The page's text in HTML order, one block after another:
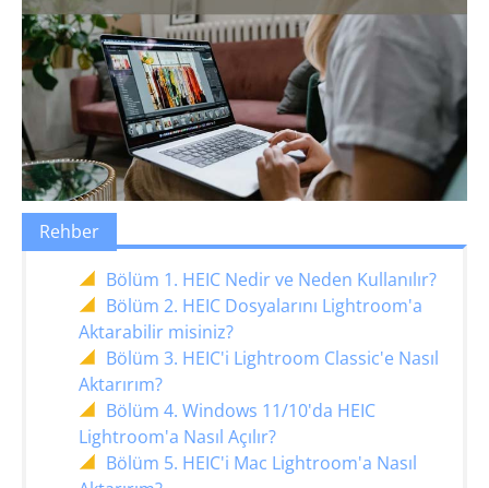
Rehber
Bölüm 1. HEIC Nedir ve Neden Kullanılır?
Bölüm 2. HEIC Dosyalarını Lightroom'a
Aktarabilir misiniz?
Bölüm 3. HEIC'i Lightroom Classic'e Nasıl
Aktarırım?
Bölüm 4. Windows 11/10'da HEIC
Lightroom'a Nasıl Açılır?
Bölüm 5. HEIC'i Mac Lightroom'a Nasıl